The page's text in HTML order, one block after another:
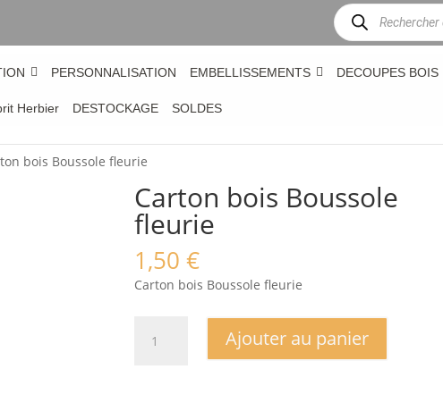
Recherche
de
produits
PERSONNALISATION EMBELLISSEMENTS DECOUPES BOIS
Herbier DESTOCKAGE SOLDES
bois Boussole fleurie
Carton bois Boussole
fleurie
1,50 €
Carton bois Boussole fleurie
Ajouter au panier